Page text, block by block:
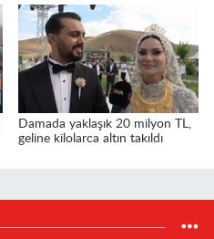
Damada yaklaşık 20 milyon TL,
geline kilolarca altın takıldı